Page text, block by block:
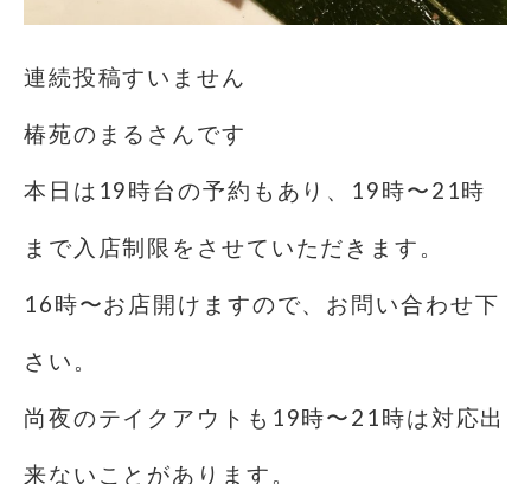
連続投稿すいません
椿苑のまるさんです
本日は19時台の予約もあり、19時〜21時
まで入店制限をさせていただきます。
16時〜お店開けますので、お問い合わせ下
さい。
尚夜のテイクアウトも19時〜21時は対応出
来ないことがあります。